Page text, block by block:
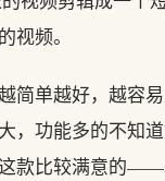
视频。
单越好，越容
，功能多的不知
款比较满意的